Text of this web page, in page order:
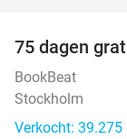
75 dagen
BookBeat
Stockholm
Verkocht: 39.275